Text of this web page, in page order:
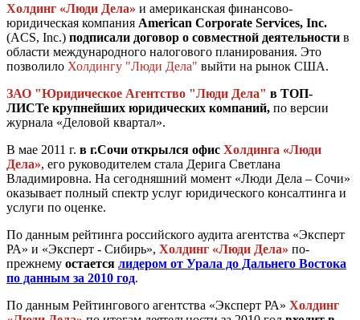
Холдинг «Люди Дела» и американская финансово-
юридическая компания American Corporate Services, Inc.
(ACS, Inc.) подписали договор о совместной деятельности в
области международного налогового планирования. Это
позволило Холдингу "Люди Дела" выйти на рынок США.
ЗАО "Юридическое Агентство "Люди Дела" в ТОП-
ЛИСТе крупнейших юридических компаний, по версии
журнала «Деловой квартал».
В мае 2011 г. в г.Сочи открылся офис Холдинга «Люди
Дела», его руководителем стала Дерига Светлана
Владимировна. На сегодняшний момент «Люди Дела – Сочи»
оказывает полный спектр услуг юридического консалтинга и
услуги по оценке.
По данным рейтинга российского аудита агентства «Эксперт
РА» и «Эксперт - Сибирь», Холдинг «Люди Дела» по-
прежнему остается лидером от Урала до Дальнего Востока
по данным за 2010 год.
По данным Рейтингового агентства «Эксперт РА» Холдинг